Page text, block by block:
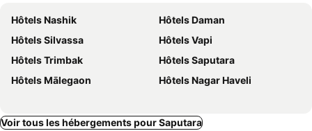
Hôtels Nashik
Hôtels Daman
Hôtels Silvassa
Hôtels Vapi
Hôtels Trimbak
Hôtels Saputara
Hôtels Mālegaon
Hôtels Nagar Haveli
Voir tous les hébergements pour Saputara